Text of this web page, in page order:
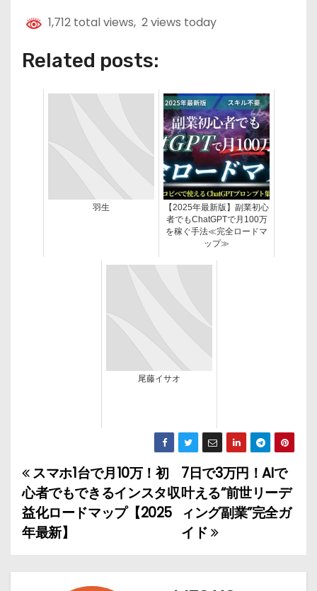
1,712 total views, 2 views today
Related posts:
羽生
【2025年最新版】副業初心
者でもChatGPTで月100万
を稼ぐ手法≪完全ロードマ
ップ≫
尾藤イサオ
投
稿
ナ
ビ
7日で3万円！AIで
叶える“前世リーデ
ィング副業”完全ガ
イド
スマホ1台で月10万！初
心者でもできるインスタ収
益化ロードマップ【2025
年最新】